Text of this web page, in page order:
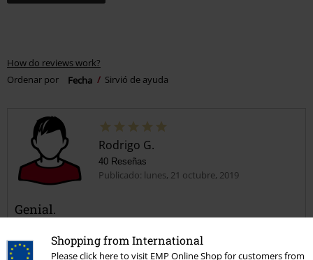
Shopping from International
Please click here to visit EMP Online Shop for customers from
How do reviews work?
Ordenar por
Fecha Sirvió de ayuda
Rodrigo G.
40 Reseñas
Publicado: lunes, 21 octubre, 2019
Genial.
y no para almohada.